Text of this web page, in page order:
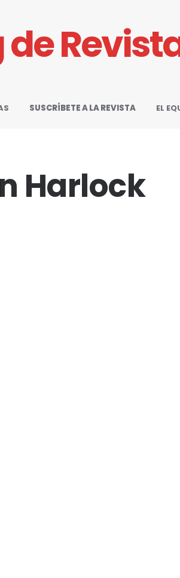
de
SUSCRÍBETE A LA REVISTA EL
Harlock